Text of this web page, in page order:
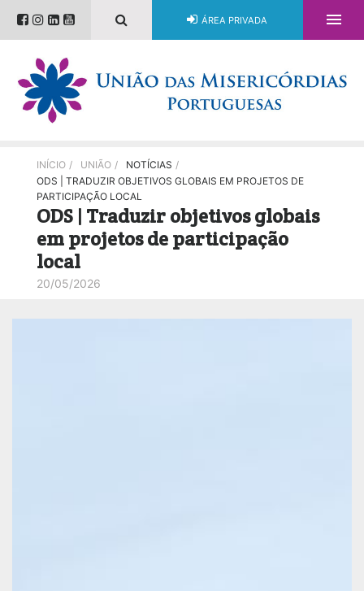
ÁREA PRIVADA 
INÍCIO / UNIÃO / NOTÍCIAS /
ODS | TRADUZIR OBJETIVOS GLOBAIS EM PROJETOS DE
PARTICIPAÇÃO LOCAL
ODS | Traduzir objetivos globais
em projetos de participação
local
20/05/2026